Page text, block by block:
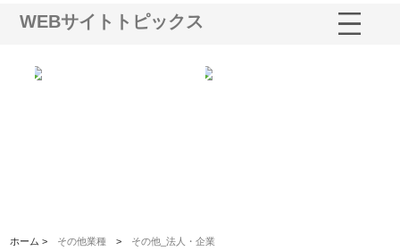
WEBサイトトピックス
ホーム > その他業種 > その他_法人・企業